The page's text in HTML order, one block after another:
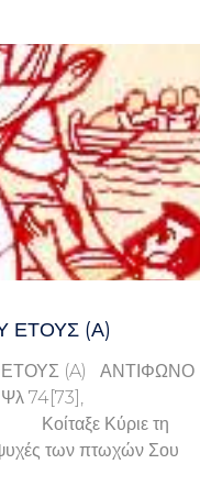
ΈΤΟΥΣ (Α)
(A) ΑΝΤΙΦΩΝΟ
74[73],
Κύριε τη
των πτωχών Σου